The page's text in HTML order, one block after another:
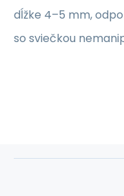
dĺžke 4–5 mm,
so sviečkou